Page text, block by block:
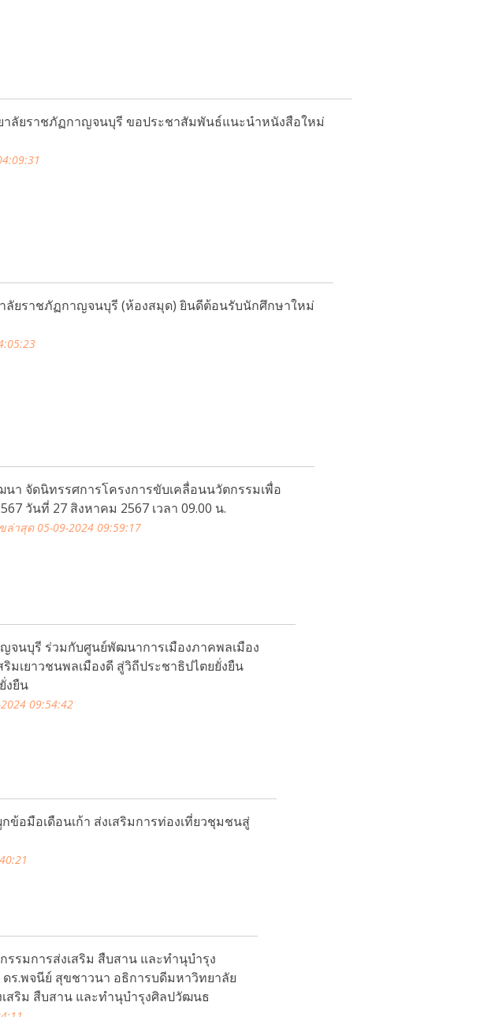
าลัยราชภัฏกาญจนบุรี ขอประชาสัมพันธ์แนะนำหนังสือใหม่
ลัยราชภัฏกาญจนบุรี (ห้องสมุด) ยินดีต้อนรับนักศึกษาใหม่
จัดนิทรรศการโครงการขับเคลื่อนนวัตกรรมเพื่อ
วันที่ 27 สิงหาคม 2567 เวลา 09.00 น.
ล่าสุด 05-09-2024 09:59:17
จนบุรี ร่วมกับศูนย์พัฒนาการเมืองภาคพลเมือง
มเยาวชนพลเมืองดี สู่วิถีประชาธิปไตยยั่งยืน
งยืน
09:54:42
อมือเดือนเก้า ส่งเสริมการท่องเที่ยวชุมชนสู่
รมการส่งเสริม สืบสาน และทำนุบำรุง
ร.พจนีย์ สุขชาวนา อธิการบดีมหาวิทยาลัย
สริม สืบสาน และทำนุบำรุงศิลปวัฒนธ